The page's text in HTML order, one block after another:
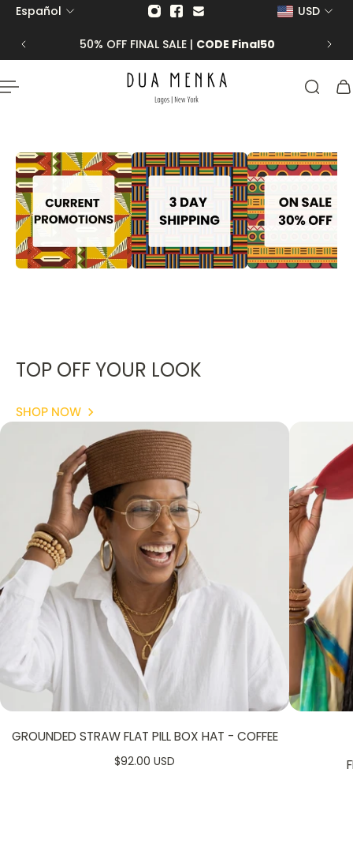
contenido
50% OFF FINAL SALE | CODE Final50
Español USD
TOP OFF YOUR LOOK
SHOP NOW
GROUNDED STRAW FLAT PILL BOX HAT - COFFEE
$92.00 USD